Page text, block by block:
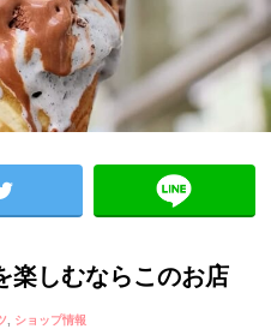
楽しむならこのお店
ショップ情報